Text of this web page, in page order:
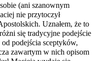
(ani szanownym
nie przytoczył
Uznałem, że to
się tradycyjne podejście
podejścia sceptyków,
zawartym w nich opisom